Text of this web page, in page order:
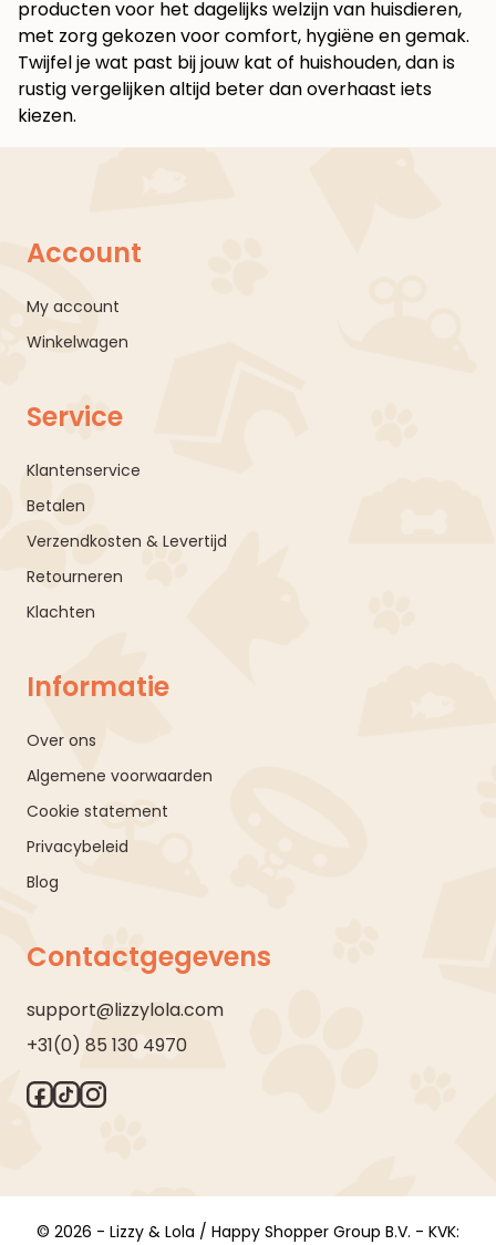
producten voor het dagelijks welzijn van huisdieren,
met zorg gekozen voor comfort, hygiëne en gemak.
Twijfel je wat past bij jouw kat of huishouden, dan is
rustig vergelijken altijd beter dan overhaast iets
kiezen.
Account
My account
Winkelwagen
Service
Klantenservice
Betalen
Verzendkosten & Levertijd
Retourneren
Klachten
Informatie
Over ons
Algemene voorwaarden
Cookie statement
Privacybeleid
Blog
Contactgegevens
support@lizzylola.com
+31(0) 85 130 4970
© 2026 - Lizzy & Lola / Happy Shopper Group B.V. - KVK: